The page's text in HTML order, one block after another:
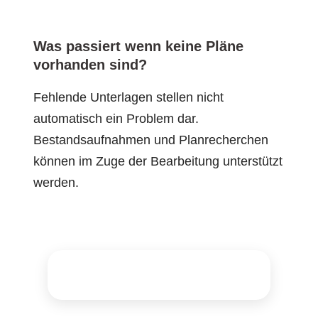
Was passiert wenn keine Pläne
vorhanden sind?
Fehlende Unterlagen stellen nicht
automatisch ein Problem dar.
Bestandsaufnahmen und Planrecherchen
können im Zuge der Bearbeitung unterstützt
werden.